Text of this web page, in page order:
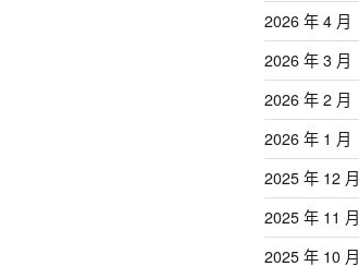
2026 年 4 月
2026 年 3 月
2026 年 2 月
2026 年 1 月
2025 年 12 月
2025 年 11 月
2025 年 10 月